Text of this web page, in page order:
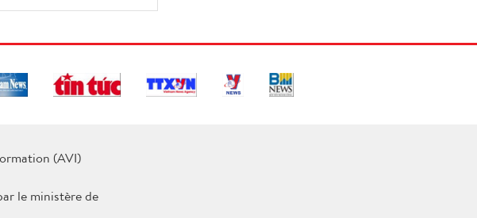
(AVI)
le ministère de